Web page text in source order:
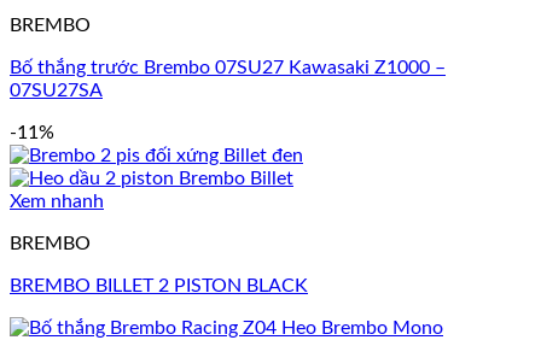
BREMBO
Bố thắng trước Brembo 07SU27 Kawasaki Z1000 –
07SU27SA
-11%
Xem nhanh
BREMBO
BREMBO BILLET 2 PISTON BLACK